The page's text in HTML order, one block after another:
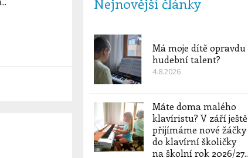
Má moje dítě opravdu
hudební talent?
4.8.2026
Máte doma malého
klavíristu? V září ještě
přijímáme nové žáčky
do klavírní školičky
na školní rok 2026/27..